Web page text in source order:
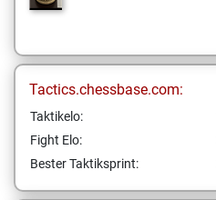
Tactics.chessbase.com:
Taktikelo:
Fight Elo:
Bester Taktiksprint: